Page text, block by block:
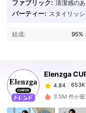
ファブリック: 清潔感の
パーティー: スタイリッ
組成: 95%
Elenzga
4.84 653K
4.84
653K
m***1 は1日
4.84 653K
3.5M 件が